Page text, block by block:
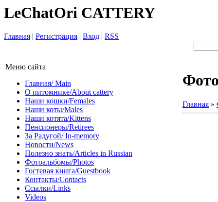
LeChatOri CATTERY
Главная | Регистрация | Вход | RSS
Меню сайта
Главная/ Main
О питомнике/About cattery
Наши кошки/Females
Наши коты/Males
Наши котята/Kittens
Пенсионеры/Retirees
За Радугой/ In-memory
Новости/News
Полезно знать/Articles in Russian
Фотоальбомы/Photos
Гостевая книга/Guestbook
Контакты/Contacts
Ссылки/Links
Videos
Главная »